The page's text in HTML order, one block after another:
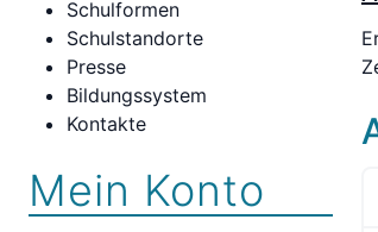
Schulformen
Schulstandorte
Presse
Bildungssystem
Kontakte
Mein Konto